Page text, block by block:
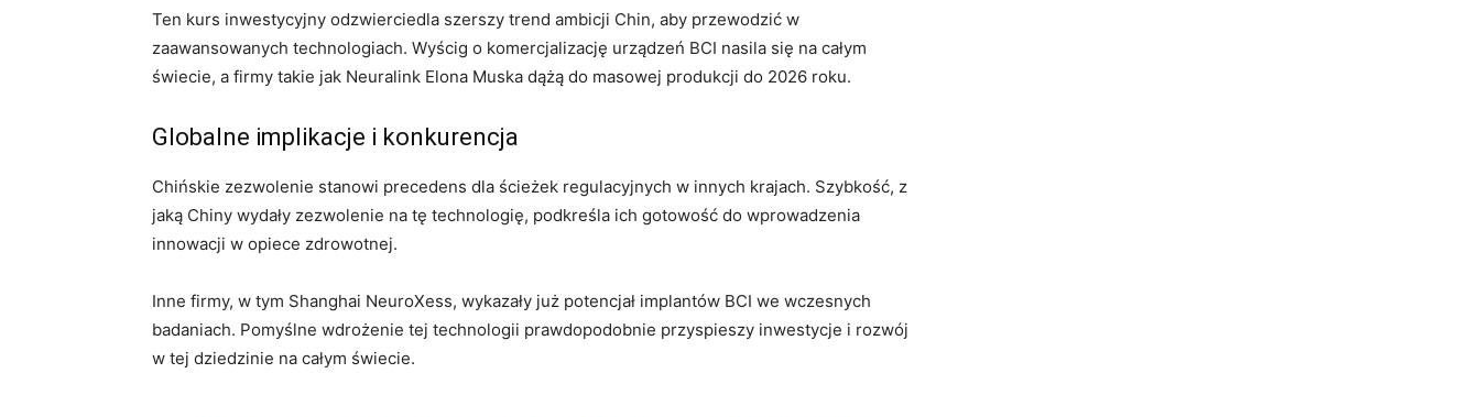
Ten kurs inwestycyjny odzwierciedla szerszy trend ambicji Chin, aby przewodzić w
zaawansowanych technologiach. Wyścig o komercjalizację urządzeń BCI nasila się na całym
świecie, a firmy takie jak Neuralink Elona Muska dążą do masowej produkcji do 2026 roku.
Globalne implikacje i konkurencja
Chińskie zezwolenie stanowi precedens dla ścieżek regulacyjnych w innych krajach. Szybkość, z
jaką Chiny wydały zezwolenie na tę technologię, podkreśla ich gotowość do wprowadzenia
innowacji w opiece zdrowotnej.
Inne firmy, w tym Shanghai NeuroXess, wykazały już potencjał implantów BCI we wczesnych
badaniach. Pomyślne wdrożenie tej technologii prawdopodobnie przyspieszy inwestycje i rozwój
w tej dziedzinie na całym świecie.